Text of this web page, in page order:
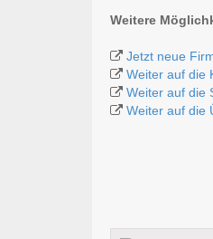
Weitere
Jetzt neue
Weiter auf die
Weiter auf die
Weiter auf die